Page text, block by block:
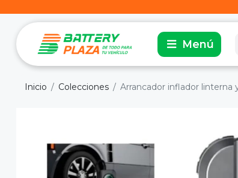
Inicio Colecciones Arrancador inflador linterna